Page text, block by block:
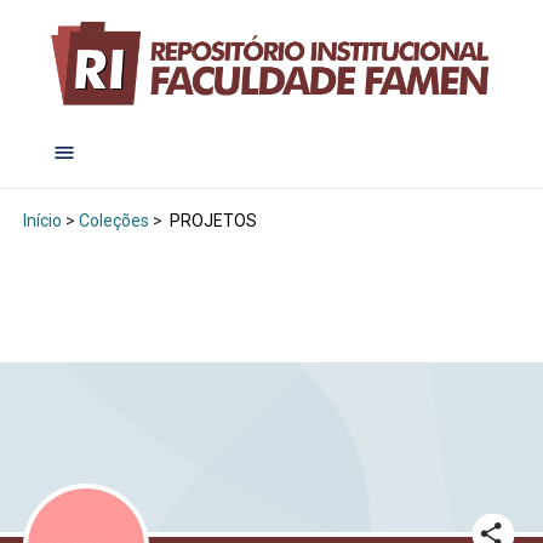
Início > Coleções > PROJETOS